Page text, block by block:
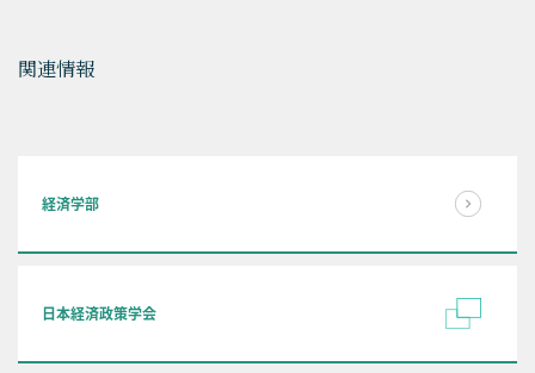
関連情報
経済学部
日本経済政策学会